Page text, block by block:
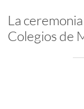
La
Colegios de